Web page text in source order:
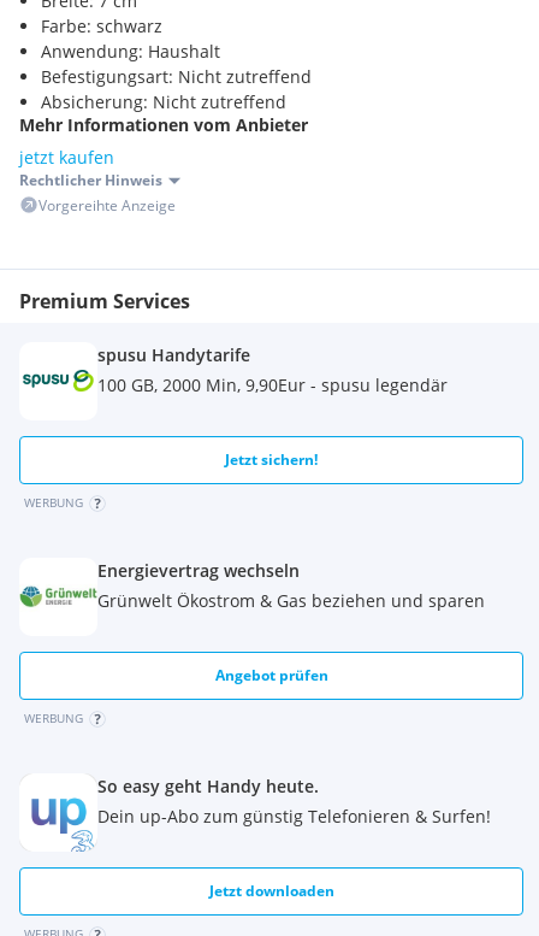
Farbe: schwarz
Anwendung: Haushalt
Befestigungsart: Nicht zutreffend
Absicherung: Nicht zutreffend
Nenneingangsspannung: 250 V
Steckerart: Winkelstecker
Anzahl der Steckdosen gesamt: 3
Steckdosenanordnung: 45°
Mehr Informationen vom Anbieter
jetzt kaufen
Rechtlicher Hinweis
Vorgereihte Anzeige
Premium Services
spusu Handytarife
100 GB, 2000 Min, 9,90Eur - spusu legendär
Jetzt sichern!
WERBUNG
Energievertrag wechseln
Grünwelt Ökostrom & Gas beziehen und sparen
Angebot prüfen
WERBUNG
So easy geht Handy heute.
Dein up-Abo zum günstig Telefonieren & Surfen!
Jetzt downloaden